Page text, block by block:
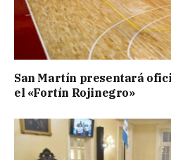
San Martín presentará
el «Fortín Rojinegro»